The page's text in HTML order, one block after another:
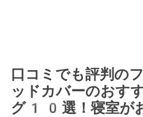
口コミでも評判の
ッドカバーのおす
グ10選！寝室が